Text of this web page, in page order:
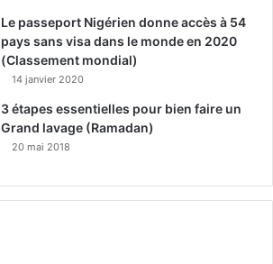
Le passeport Nigérien donne accès à 54
pays sans visa dans le monde en 2020
(Classement mondial)
14 janvier 2020
3 étapes essentielles pour bien faire un
Grand lavage (Ramadan)
20 mai 2018